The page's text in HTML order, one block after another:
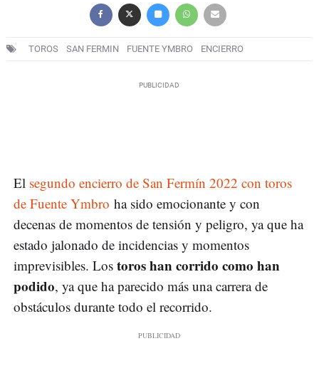
TOROS SAN FERMIN FUENTE YMBRO ENCIERRO
El segundo encierro de San Fermín 2022 con toros
de Fuente Ymbro ha sido emocionante y con
decenas de momentos de tensión y peligro, ya que ha
estado jalonado de incidencias y momentos
imprevisibles. Los toros han corrido como han
podido, ya que ha parecido más una carrera de
obstáculos durante todo el recorrido.